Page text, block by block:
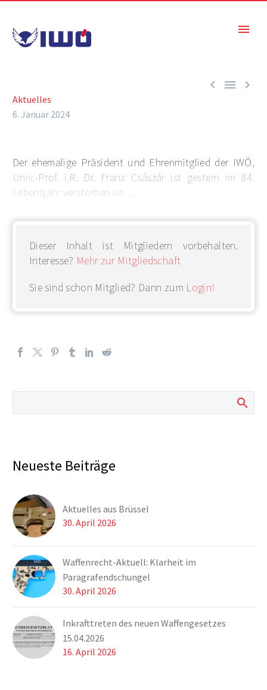
  
Aktuelles
6. Januar 2024
Der ehemalige Präsident und Ehrenmitglied der IWÖ,
Univ.-Prof. i.R. Dr. Franz Császár ist gestern im 84.
Lebensjahr verstorben ist. . .
Dieser Inhalt ist Mitgliedern vorbehalten.
Interesse? Mehr zur Mitgliedschaft
Sie sind schon Mitglied? Dann zum Login!
Neueste Beiträge
Aktuelles aus Brüssel
30. April 2026
Waffenrecht-Aktuell: Klarheit im
Paragrafendschungel
30. April 2026
Inkrafttreten des neuen Waffengesetzes
15.04.2026
16. April 2026